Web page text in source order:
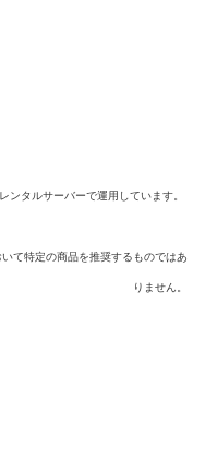
レンタルサーバーで運用しています。
て特定の商品を推奨するものではあ
りません。